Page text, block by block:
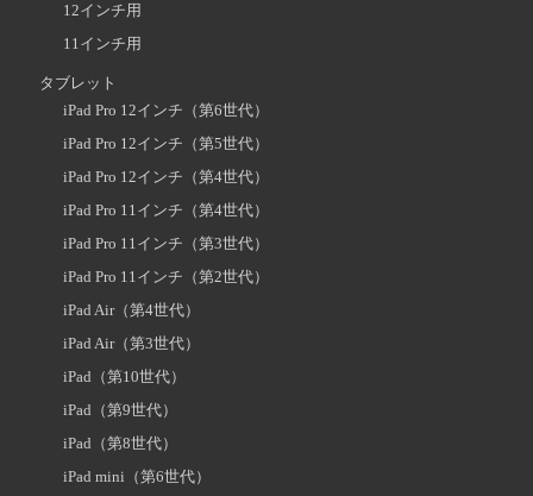
12インチ用
11インチ用
タブレット
iPad Pro 12インチ（第6世代）
iPad Pro 12インチ（第5世代）
iPad Pro 12インチ（第4世代）
iPad Pro 11インチ（第4世代）
iPad Pro 11インチ（第3世代）
iPad Pro 11インチ（第2世代）
iPad Air（第4世代）
iPad Air（第3世代）
iPad（第10世代）
iPad（第9世代）
iPad（第8世代）
iPad mini（第6世代）